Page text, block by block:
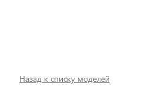
Назад к списку моделей